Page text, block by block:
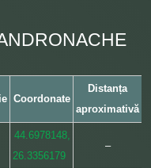
Coordonate
Distanța
aproximativă
44.6978148,
26.3356179
–